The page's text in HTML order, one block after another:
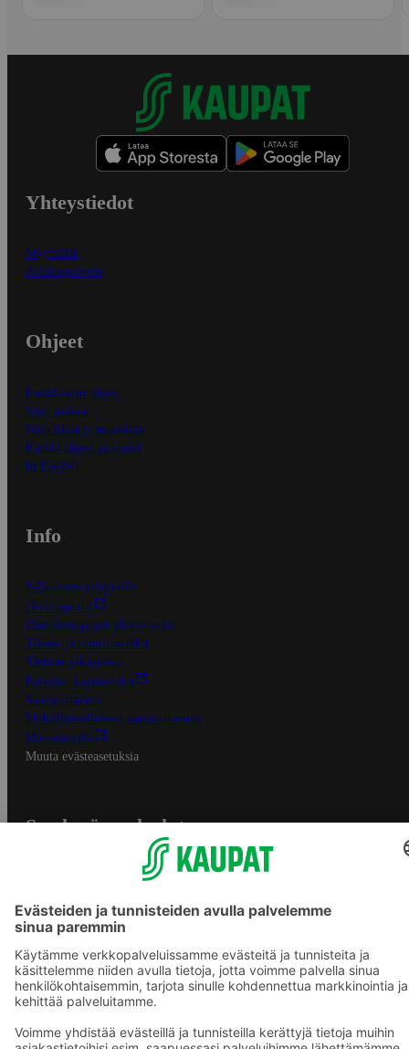
Yhteystiedot
Myymälät
Asiakaspalvelu
Ohjeet
Ensitilaajan ohjeet
Näin maksat
Näin tilaat ja muokkaat
Kaikki ohjeet ja vinkit
In English
Info
S-Business yrityksille
Oiva-raportit
Osuuskauppojen yhteystiedot
Tilaus- ja toimitusehdot
Tietosuojakäytäntö
Palvelun käyttöehdot
Saavutettavuus
Mobiilisovelluksen saavutettavuus
Mainostajalle
Muuta evästeasetuksia
S-ryhmän palvelut
Yhteishyvä Ruoka -sovellus
S-ostoslista -sovellus
Prisma.fi
Sokos.fi
S-Pankki
Sokos Hotels